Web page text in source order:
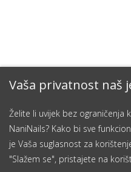
Vaša privatnost naš
Želite li uvijek bez ograničenja
NaniNails? Kako bi sve
je Vaša suglasnost za
"Slažem se", pristajete na